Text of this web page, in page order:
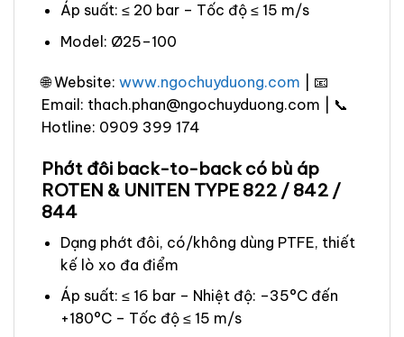
Áp suất: ≤ 20 bar – Tốc độ ≤ 15 m/s
Model: Ø25–100
🌐 Website: www.ngochuyduong.com | 📧
Email: thach.phan@ngochuyduong.com | 📞
Hotline: 0909 399 174
Phớt đôi back-to-back có bù áp
ROTEN & UNITEN TYPE 822 / 842 /
844
Dạng phớt đôi, có/không dùng PTFE, thiết
kế lò xo đa điểm
Áp suất: ≤ 16 bar – Nhiệt độ: –35°C đến
+180°C – Tốc độ ≤ 15 m/s